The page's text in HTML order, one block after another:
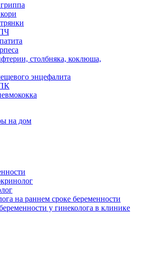
столбняка, коклюша,
энцефалита
на дом
на раннем сроке беременности
у гинеколога в клинике